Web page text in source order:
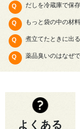
だしを冷蔵庫で保
もっと袋の中の材
煮立てたときに出
薬品臭いのはなぜ
よくある